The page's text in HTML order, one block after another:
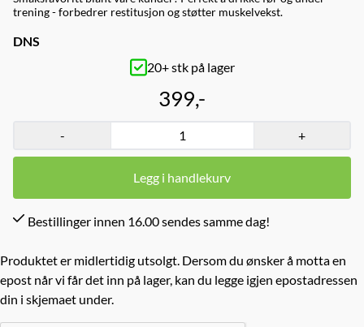
trening - forbedrer restitusjon og støtter muskelvekst.
DNS
20+ stk på lager
399,-
- +
Legg i handlekurv
Bestillinger innen 16.00 sendes samme dag!
Produktet er midlertidig utsolgt. Dersom du ønsker å motta en
epost når vi får det inn på lager, kan du legge igjen epostadressen
din i skjemaet under.